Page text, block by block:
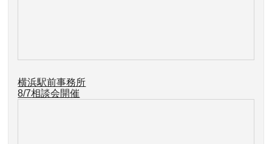
横浜駅前事務所
8/7相談会開催